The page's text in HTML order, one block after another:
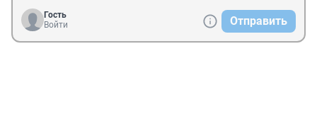
Гость
Войти
Отправить